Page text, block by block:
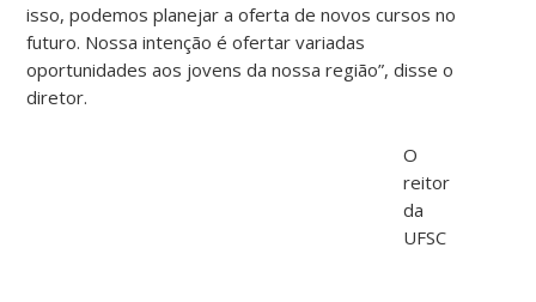
isso, podemos planejar a oferta de novos cursos no
futuro. Nossa intenção é ofertar variadas
oportunidades aos jovens da nossa região”, disse o
diretor.
O
reitor
da
UFSC